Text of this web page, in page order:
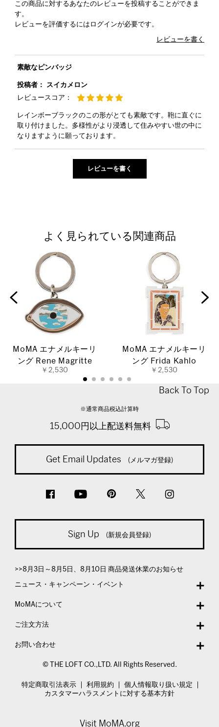
この商品に対するあなたのレビューを投稿することができま
す。
レビューを評価するには ログインが必要です。
レビューを書く
素敵なピンバッジ
投稿者：
スイカメロン
レビュースコア：
レインボーブラックのこの形がとても素敵です。鞄に直ぐに
取り付けました。多様性がより浸透して住みやすい世の中に
なりますように願っております。
よく見られている関連商品
MoMA エナメルキーリ
ング Rene Magritte
￥2,530
MoMA エナメルキーリ
ング Frida Kahlo
￥2,530
Back To Top
※通常商品税込計算時
15,000円以上配送料無料
Get Email Updates (メルマガ登録)
Sign Up (新規会員登録)
>>8月3日～8月5日、8月10日 商品発送休業のお知らせ
ニュース・キャンペーン・イベント
MoMAについて
ご注文方法
お問い合わせ
© THE LOFT CO.,LTD. All Rights Reserved.
特定商取引法表示 利用規約
個人情報取り扱い規定
カスタマーハラスメントに対する基本方針
Visit MoMA.org